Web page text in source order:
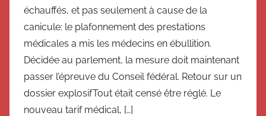
échauffés, et pas seulement à cause de la
canicule: le plafonnement des prestations
médicales a mis les médecins en ébullition.
Décidée au parlement, la mesure doit maintenant
passer l’épreuve du Conseil fédéral. Retour sur un
dossier explosifTout était censé être réglé. Le
nouveau tarif médical, […]